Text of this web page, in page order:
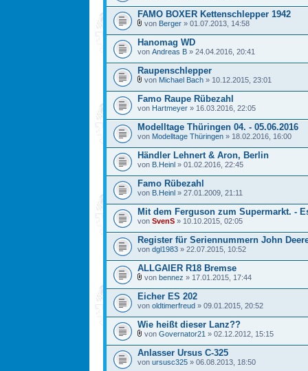
FAMO BOXER Kettenschlepper 1942
von Berger » 01.07.2013, 14:58
Hanomag WD
von Andreas B » 24.04.2016, 20:41
Raupenschlepper
von Michael Bach » 10.12.2015, 23:01
Famo Raupe Rübezahl
von Hartmeyer » 16.03.2016, 22:05
Modelltage Thüringen 04. - 05.06.2016
von Modelltage Thüringen » 18.02.2016, 16:00
Händler Lehnert & Aron, Berlin
von B.Heinl » 01.02.2016, 22:45
Famo Rübezahl
von B.Heinl » 27.01.2009, 21:11
Mit dem Ferguson zum Supermarkt. -
von SvenS » 10.10.2015, 02:05
Register für Seriennummern John
von dgl1983 » 22.07.2015, 10:52
ALLGAIER R18 Bremse
von bennez » 17.01.2015, 17:44
Eicher ES 202
von oldtimerfreud » 09.01.2015, 20:52
Wie heißt dieser Lanz??
von Governator21 » 02.12.2012, 15:15
Anlasser Ursus C-325
von ursusc325 » 06.08.2013, 18:50